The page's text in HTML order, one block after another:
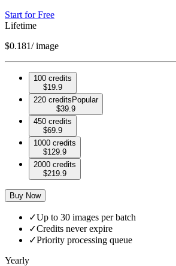
Start for Free
Lifetime
$0.181/ image
100 credits
$19.9
220 credits Popular
$39.9
450 credits
$69.9
1000 credits
$129.9
2000 credits
$219.9
Buy Now
✓Up to 30 images per batch
✓Credits never expire
✓Priority processing queue
Yearly